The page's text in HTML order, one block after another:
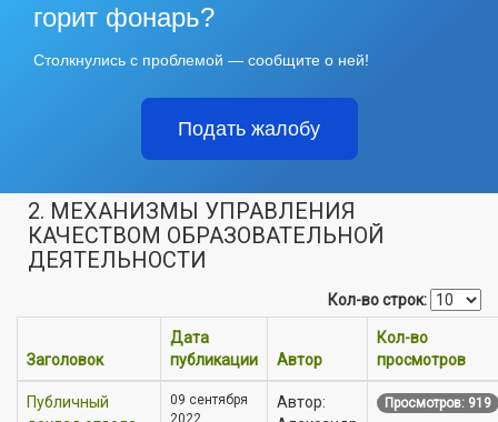
горит фонарь?
Столкнулись с проблемой — сообщите о ней!
Подать жалобу
2. МЕХАНИЗМЫ УПРАВЛЕНИЯ
КАЧЕСТВОМ ОБРАЗОВАТЕЛЬНОЙ
ДЕЯТЕЛЬНОСТИ
Кол-во строк:
Заголовок
Дата
публикации
Автор
Кол-во
просмотров
Публичный
09 сентября
2022
Автор:
Просмотров: 919